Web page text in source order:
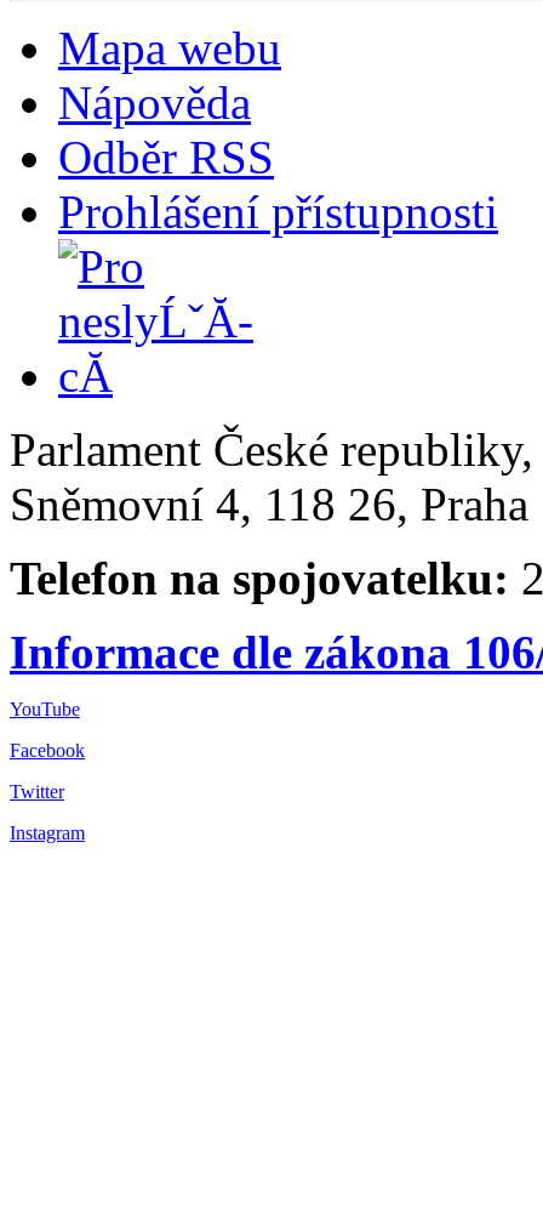
Mapa webu
Nápověda
Odběr RSS
Prohlášení přístupnosti
Parlament České
Sněmovní 4, 118 26,
Telefon na spojovatelku:
Informace dle zákona
YouTube
Facebook
Twitter
Instagram